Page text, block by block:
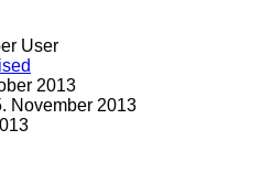
User
2013
November 2013